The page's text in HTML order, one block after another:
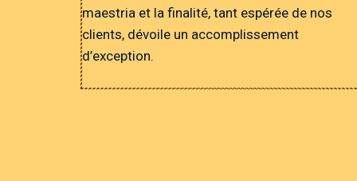
maestria et la finalité, tant espérée de nos
clients, dévoile un accomplissement
d’exception.